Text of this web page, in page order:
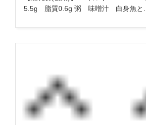
5.5g 脂質0.6g 粥 味噌汁 白身魚と...